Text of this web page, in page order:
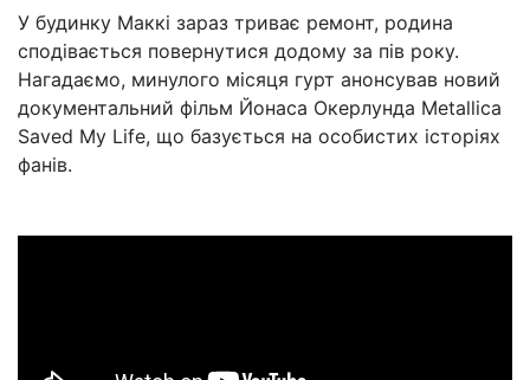
У будинку Маккі зараз триває ремонт, родина
сподівається повернутися додому за пів року.
Нагадаємо, минулого місяця гурт анонсував новий
документальний фільм Йонаса Окерлунда Metallica
Saved My Life, що базується на особистих історіях
фанів.